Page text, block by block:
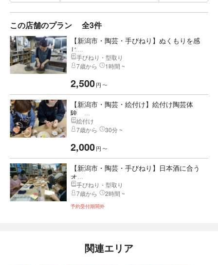
この店舗のプラン 全3件
【新潟市・陶芸・手びねり】ぬくもりを感
じ...
手びねり・型取り
7歳から
1時間 ~
2,500円 〜
【新潟市・陶芸・絵付け】絵付け陶芸体
験、...
絵付け
7歳から
30分 ~
2,000円 〜
【新潟市・陶芸・手びねり】日本酒に合う
オ...
手びねり・型取り
7歳から
2時間 ~
予約受付期間外
関連エリア